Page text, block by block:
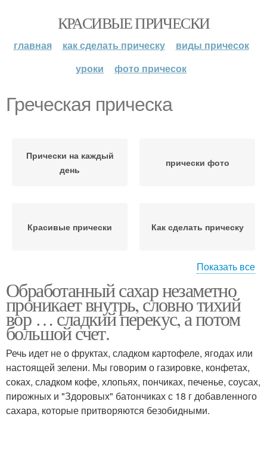
КРАСИВЫЕ ПРИЧЕСКИ
главная как сделать прическу
виды причесок
уроки
фото причесок
Греческая прическа
Прически на каждый
день
прически фото
Красивые прически Как сделать прическу
Прически для волос
волосы фото
Прически на короткие
волосы фото
Прически на свадьбу
Прически своими
Показать все
Обработанный сахар незаметно
проникает внутрь, словно тихий
вор … сладкий перекус, а потом
большой счет.
Речь идет не о фруктах, сладком картофеле, ягодах или
настоящей зелени. Мы говорим о газировке, конфетах,
соках, сладком кофе, хлопьях, пончиках, печенье, соусах,
пирожных и "Здоровых" батончиках с 18 г добавленного
сахара, которые притворяются безобидными.